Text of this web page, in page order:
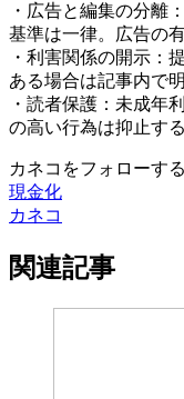
・広告と編集の分離
基準は一律。広告の
・利害関係の開示：
ある場合は記事内で
・読者保護：未成年
の高い行為は抑止す
カネコをフォローする
現金化
カネコ
関連記事